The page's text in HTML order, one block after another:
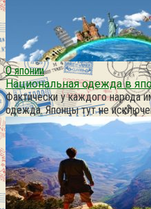
О японии
Национальная одежда в
Фактически у каждого народа
одежда. Японцы тут не